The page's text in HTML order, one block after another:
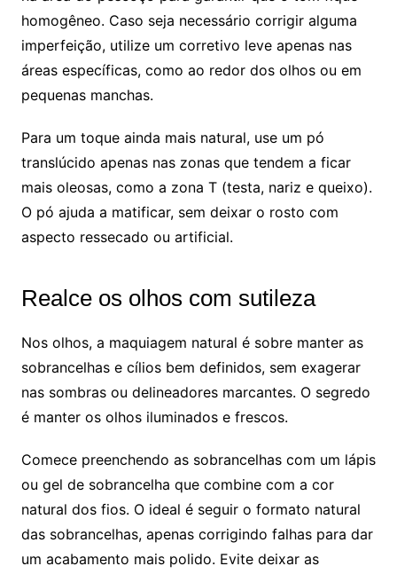
homogêneo. Caso seja necessário corrigir alguma
imperfeição, utilize um corretivo leve apenas nas
áreas específicas, como ao redor dos olhos ou em
pequenas manchas.
Para um toque ainda mais natural, use um pó
translúcido apenas nas zonas que tendem a ficar
mais oleosas, como a zona T (testa, nariz e queixo).
O pó ajuda a matificar, sem deixar o rosto com
aspecto ressecado ou artificial.
Realce os olhos com sutileza
Nos olhos, a maquiagem natural é sobre manter as
sobrancelhas e cílios bem definidos, sem exagerar
nas sombras ou delineadores marcantes. O segredo
é manter os olhos iluminados e frescos.
Comece preenchendo as sobrancelhas com um lápis
ou gel de sobrancelha que combine com a cor
natural dos fios. O ideal é seguir o formato natural
das sobrancelhas, apenas corrigindo falhas para dar
um acabamento mais polido. Evite deixar as